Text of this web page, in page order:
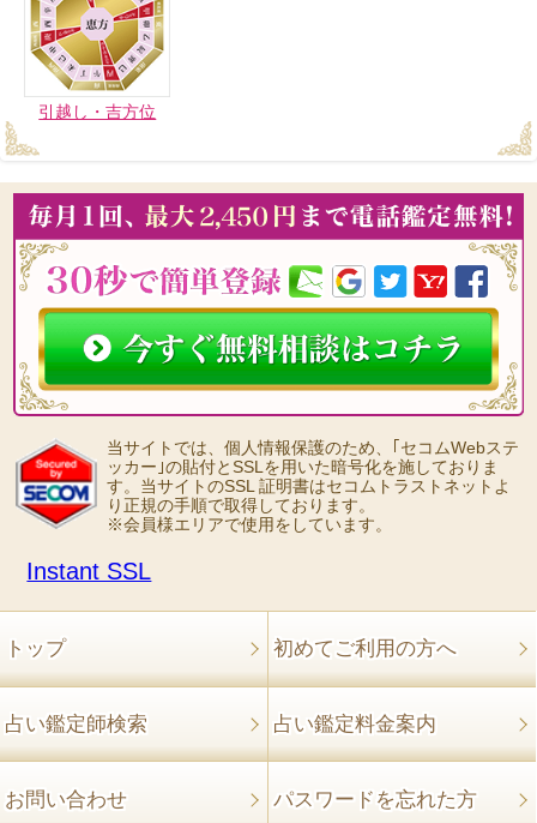
引越し・吉方位
当サイトでは、個人情報保護のため、｢セコムWebステ
ッカー｣の貼付とSSLを用いた暗号化を施しておりま
す。当サイトのSSL 証明書はセコムトラストネットよ
り正規の手順で取得しております。
※会員様エリアで使用をしています。
Instant SSL
トップ 初めてご利用の方へ
占い鑑定師検索 占い鑑定料金案内
お問い合わせ パスワードを忘れた方